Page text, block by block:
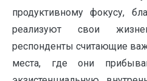
продуктивному фокусу,
реализуют свои
респонденты считающие
места, где они